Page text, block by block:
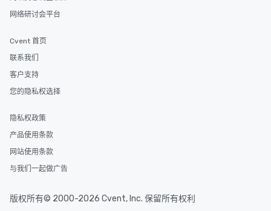
网络研讨会平台
Cvent 首页
联系我们
客户支持
您的隐私权选择
隐私权政策
产品使用条款
网站使用条款
与我们一起做广告
版权所有© 2000-2026 Cvent, Inc. 保留所有权利